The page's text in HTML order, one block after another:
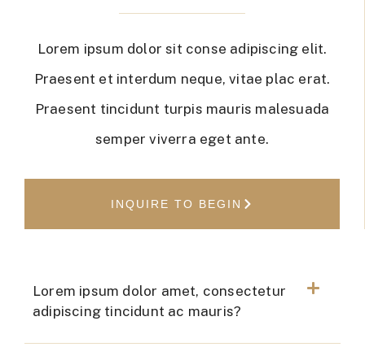
Lorem ipsum dolor sit conse adipiscing elit.
Praesent et interdum neque, vitae plac erat.
Praesent tincidunt turpis mauris malesuada
semper viverra eget ante.
INQUIRE TO BEGIN
Lorem ipsum dolor amet, consectetur
adipiscing tincidunt ac mauris?